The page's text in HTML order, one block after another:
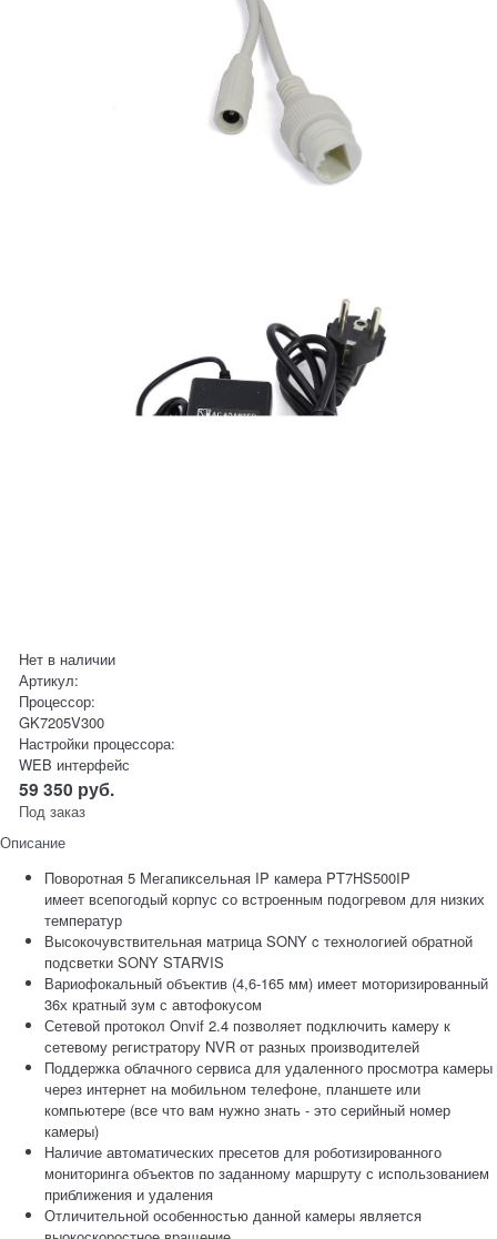
Нет в наличии
Артикул:
Процессор:
GK7205V300
Настройки процессора:
WEB интерфейс
59 350 руб.
Под заказ
Описание
Поворотная 5 Мегапиксельная IP камера PT7HS500IP
имеет всепогодый корпус со встроенным подогревом для низких
температур
Высокочувствительная матрица SONY c технологией обратной
подсветки SONY STARVIS
Вариофокальный объектив (4,6-165 мм) имеет моторизированный
36х кратный зум с автофокусом
Сетевой протокол Onvif 2.4 позволяет подключить камеру к
сетевому регистратору NVR от разных производителей
Поддержка облачного сервиса для удаленного просмотра камеры
через интернет на мобильном телефоне, планшете или
компьютере (все что вам нужно знать - это серийный номер
камеры)
Наличие автоматических пресетов для роботизированного
мониторинга объектов по заданному маршруту с использованием
приближения и удаления
Отличительной особенностью данной камеры является